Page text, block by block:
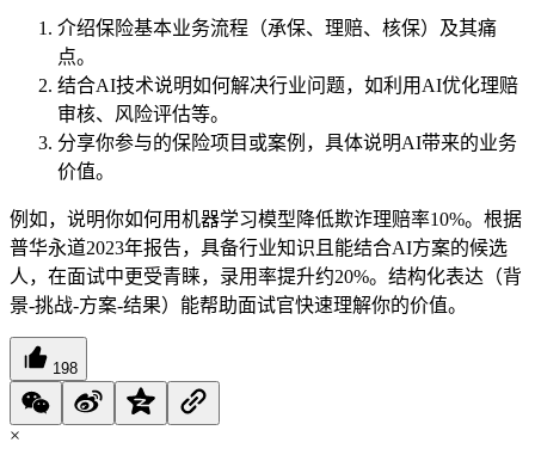
介绍保险基本业务流程（承保、理赔、核保）及其痛
点。
结合AI技术说明如何解决行业问题，如利用AI优化理赔
审核、风险评估等。
分享你参与的保险项目或案例，具体说明AI带来的业务
价值。
例如，说明你如何用机器学习模型降低欺诈理赔率10%。根据
普华永道2023年报告，具备行业知识且能结合AI方案的候选
人，在面试中更受青睐，录用率提升约20%。结构化表达（背
景-挑战-方案-结果）能帮助面试官快速理解你的价值。
198
×